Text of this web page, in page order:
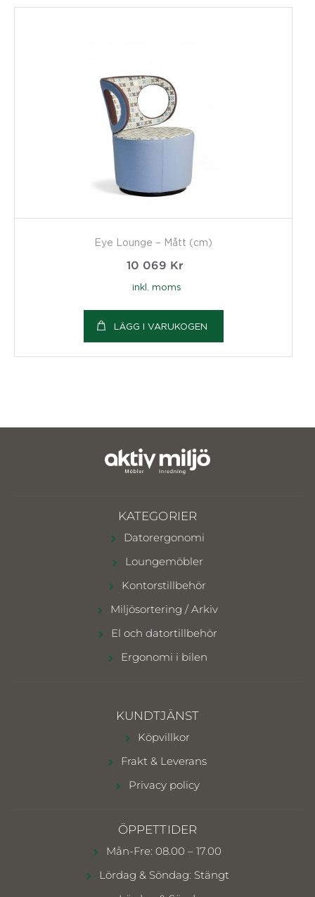
Eye Lounge – Mått (cm)
10 069 Kr
inkl. moms
LÄGG I VARUKOGEN
KATEGORIER
Datorergonomi
Loungemöbler
Kontorstillbehör
Miljösortering / Arkiv
El och datortillbehör
Ergonomi i bilen
KUNDTJÄNST
Köpvillkor
Frakt & Leverans
Privacy policy
ÖPPETTIDER
Mån-Fre: 08.00 – 17.00
Lördag & Söndag: Stängt